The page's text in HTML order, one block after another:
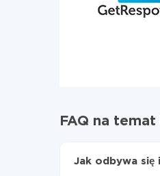
FAQ na
Jak odbywa się